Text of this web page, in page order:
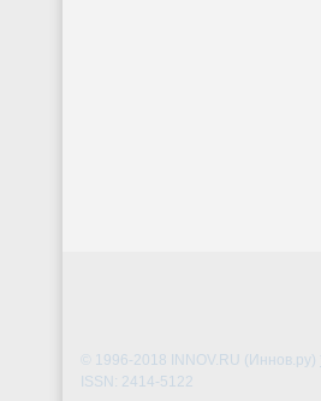
© 1996-2018 INNOV.RU (Иннов.ру)
ISSN: 2414-5122